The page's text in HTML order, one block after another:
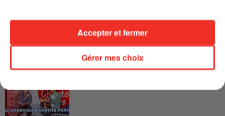
Gérer mes choix
Accepter et fermer